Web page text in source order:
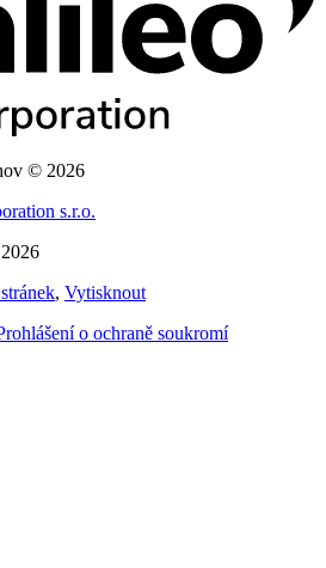
© 2026
s.r.o.
, Vytisknout
o ochraně soukromí